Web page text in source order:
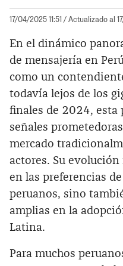
17/04/2025 11:51 / Actualizado al
En el dinámico
de mensajería en
como un
todavía lejos de los
finales de 2024, esta
señales
mercado
actores. Su
en las preferencias
peruanos, sino
amplias en la
Latina.
Para muchos